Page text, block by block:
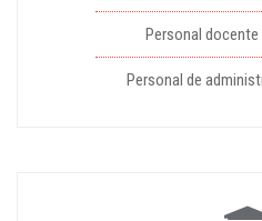
Personal
Personal de